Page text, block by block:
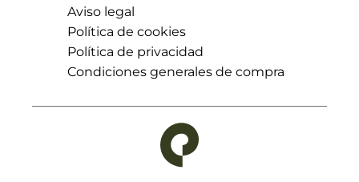
Aviso legal
Política de cookies
Política de privacidad
Condiciones generales de compra